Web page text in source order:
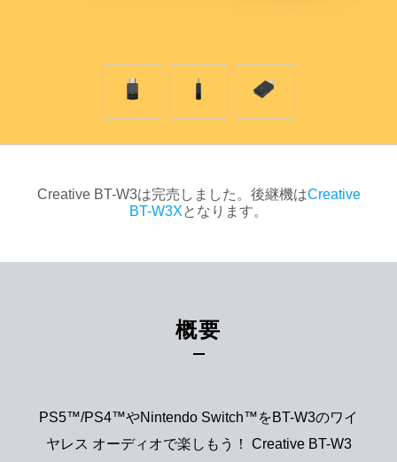
Creative BT-W3は完売しました。後継機はCreative
BT-W3Xとなります。
概要
PS5™/PS4™やNintendo Switch™をBT-W3のワイ
ヤレス オーディオで楽しもう！ Creative BT-W3